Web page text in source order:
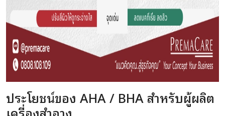
ประโยชน์ของ AHA / BHA สำหรับผู้ผลิต